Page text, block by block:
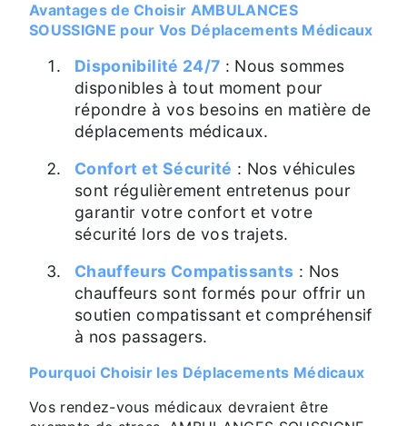
Avantages de Choisir AMBULANCES
SOUSSIGNE pour Vos Déplacements Médicaux
Disponibilité 24/7 : Nous sommes
disponibles à tout moment pour
répondre à vos besoins en matière de
déplacements médicaux.
Confort et Sécurité : Nos véhicules
sont régulièrement entretenus pour
garantir votre confort et votre
sécurité lors de vos trajets.
Chauffeurs Compatissants : Nos
chauffeurs sont formés pour offrir un
soutien compatissant et compréhensif
à nos passagers.
Pourquoi Choisir les Déplacements Médicaux
Vos rendez-vous médicaux devraient être